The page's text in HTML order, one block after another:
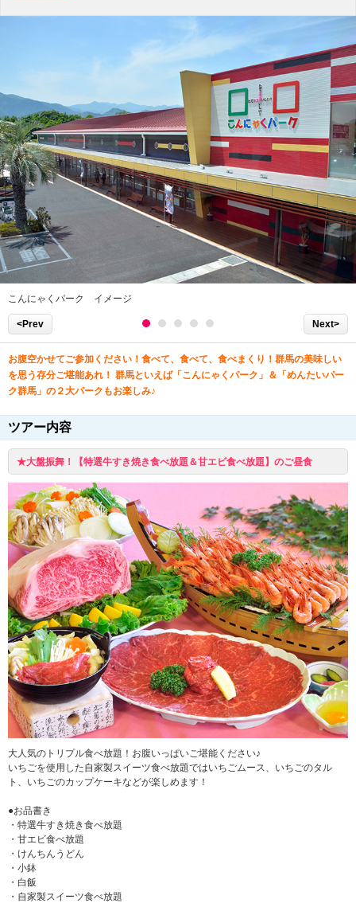
こんにゃくパーク イメージ
<Prev Next>
お腹空かせてご参加ください！食べて、食べて、食べまくり！群馬の美味しい
を思う存分ご堪能あれ！ 群馬といえば「こんにゃくパーク」＆「めんたいパー
ク群馬」の２大パークもお楽しみ♪
ツアー内容
★大盤振舞！【特選牛すき焼き食べ放題＆甘エビ食べ放題】のご昼食
大人気のトリプル食べ放題！お腹いっぱいご堪能ください♪
いちごを使用した自家製スイーツ食べ放題ではいちごムース、いちごのタル
ト、いちごのカップケーキなどが楽しめます！
●お品書き
・特選牛すき焼き食べ放題
・甘エビ食べ放題
・けんちんうどん
・小鉢
・白飯
・自家製スイーツ食べ放題